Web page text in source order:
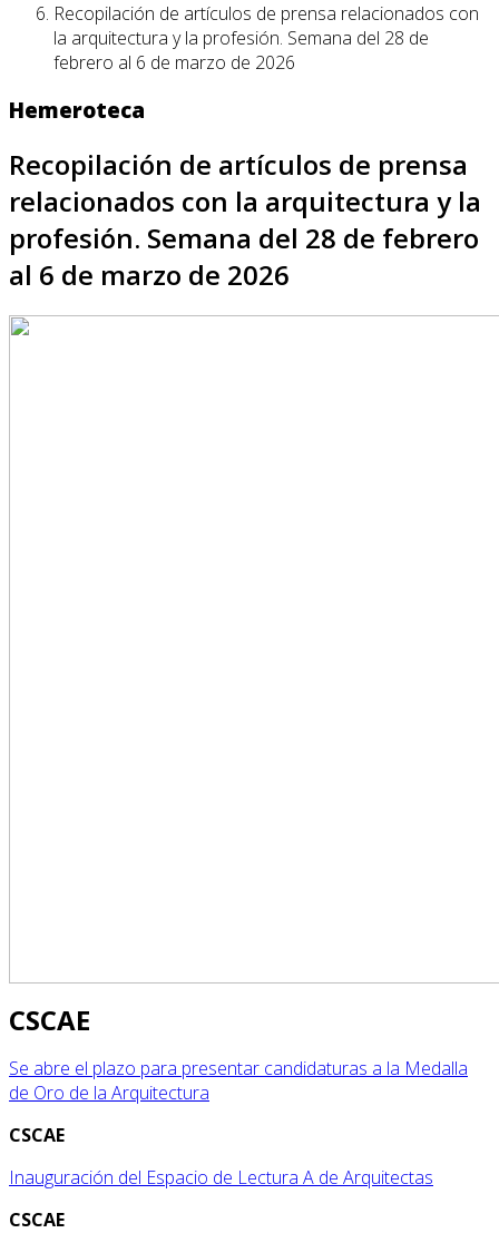
Recopilación de artículos de prensa relacionados con
la arquitectura y la profesión. Semana del 28 de
febrero al 6 de marzo de 2026
Hemeroteca
Recopilación de artículos de prensa
relacionados con la arquitectura y la
profesión. Semana del 28 de febrero
al 6 de marzo de 2026
CSCAE
Se abre el plazo para presentar candidaturas a la Medalla
de Oro de la Arquitectura
CSCAE
Inauguración del Espacio de Lectura A de Arquitectas
CSCAE